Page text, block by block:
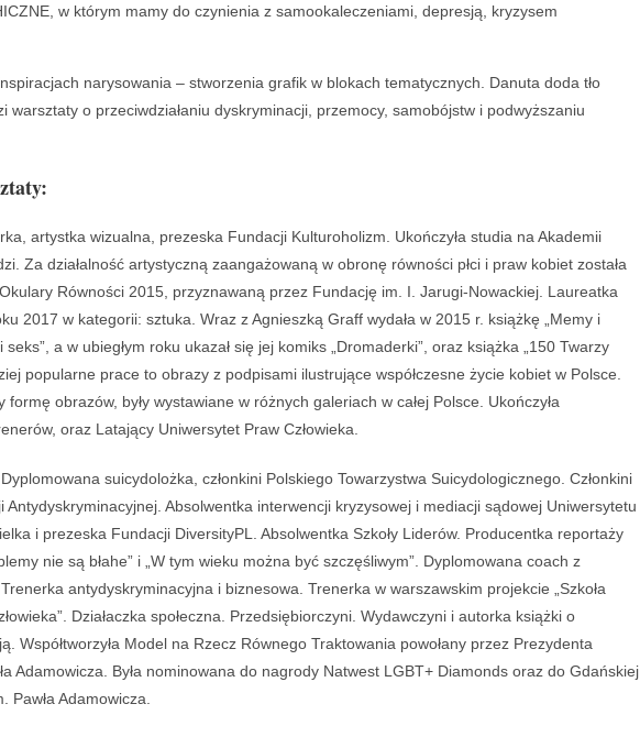
w którym mamy do czynienia z samookaleczeniami, depresją, kryzysem
narysowania – stworzenia grafik w blokach tematycznych. Danuta doda tło
warsztaty o przeciwdziałaniu dyskryminacji, przemocy, samobójstw i podwyższaniu
artystka wizualna, prezeska Fundacji Kulturoholizm. Ukończyła studia na Akademii
Za działalność artystyczną zaangażowaną w obronę równości płci i praw kobiet została
Równości 2015, przyznawaną przez Fundację im. I. Jarugi-Nowackiej. Laureatka
2017 w kategorii: sztuka. Wraz z Agnieszką Graff wydała w 2015 r. książkę „Memy i
a w ubiegłym roku ukazał się jej komiks „Dromaderki”, oraz książka „150 Twarzy
popularne prace to obrazy z podpisami ilustrujące współczesne życie kobiet w Polsce.
formę obrazów, były wystawiane w różnych galeriach w całej Polsce. Ukończyła
oraz Latający Uniwersytet Praw Człowieka.
suicydolożka, członkini Polskiego Towarzystwa Suicydologicznego. Członkini
Antydyskryminacyjnej. Absolwentka interwencji kryzysowej i mediacji sądowej Uniwersytetu
i prezeska Fundacji DiversityPL. Absolwentka Szkoły Liderów. Producentka reportaży
nie są błahe” i „W tym wieku można być szczęśliwym”. Dyplomowana coach z
antydyskryminacyjna i biznesowa. Trenerka w warszawskim projekcie „Szkoła
Działaczka społeczna. Przedsiębiorczyni. Wydawczyni i autorka książki o
Współtworzyła Model na Rzecz Równego Traktowania powołany przez Prezydenta
Adamowicza. Była nominowana do nagrody Natwest LGBT+ Diamonds oraz do Gdańskiej
Pawła Adamowicza.